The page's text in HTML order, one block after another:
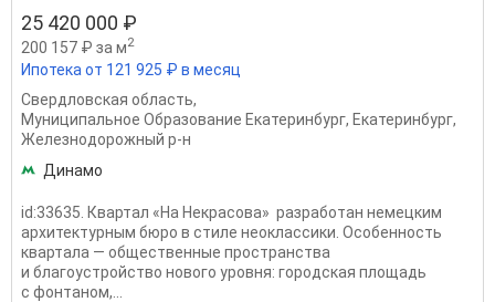
25 420 000 ₽
200 157 ₽ за м2
Ипотека от 121 925 ₽ в месяц
Свердловская область,
Муниципальное Образование Екатеринбург, Екатеринбург,
Железнодорожный р-н
Динамо
id:33635. Квартал «На Некрасова» разработан немецким
архитектурным бюро в стиле неоклассики. Особенность
квартала — общественные пространства
и благоустройство нового уровня: городская площадь
с фонтаном,...